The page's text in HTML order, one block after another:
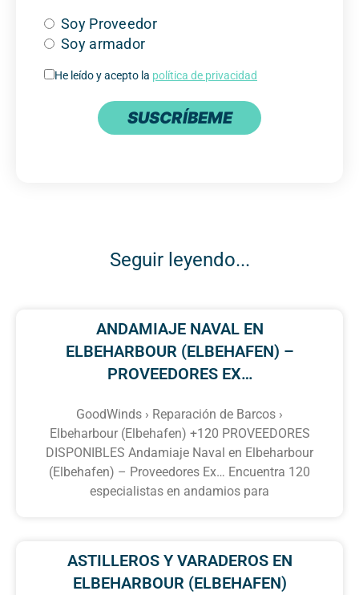
Soy Proveedor
Soy armador
He leído y acepto la política de privacidad
SUSCRÍBEME
Seguir leyendo...
ANDAMIAJE NAVAL EN
ELBEHARBOUR (ELBEHAFEN) –
PROVEEDORES EX…
GoodWinds › Reparación de Barcos ›
Elbeharbour (Elbehafen) +120 PROVEEDORES
DISPONIBLES Andamiaje Naval en Elbeharbour
(Elbehafen) – Proveedores Ex… Encuentra 120
especialistas en andamios para
ASTILLEROS Y VARADEROS EN
ELBEHARBOUR (ELBEHAFEN)